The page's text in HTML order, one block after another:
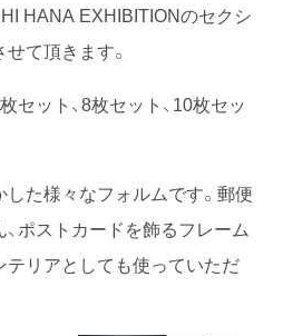
HANA EXHIBITIONのセクシ
て頂きます。
セット、8枚セット、10枚セッ
た様々なフォルムです。郵便
ポストカードを飾るフレーム
リアとしても使っていただ